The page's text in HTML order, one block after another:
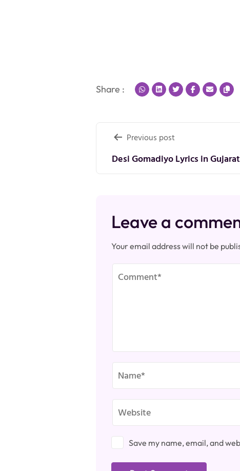
Share :
Post
navigation
Previous post
Desi Gomadiyo Lyrics in
Leave a
Your email address will not be
Save my name, email, and